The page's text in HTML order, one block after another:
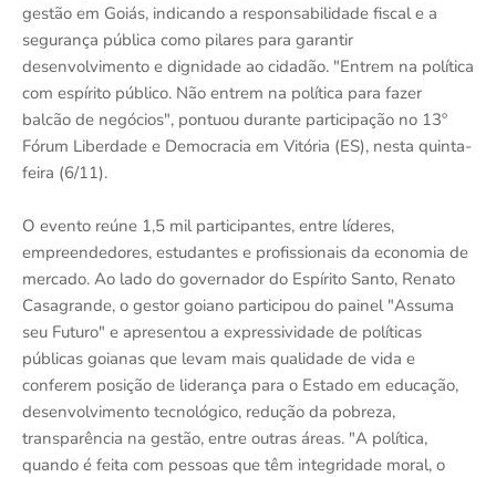
gestão em Goiás, indicando a responsabilidade fiscal e a
segurança pública como pilares para garantir
desenvolvimento e dignidade ao cidadão. "Entrem na política
com espírito público. Não entrem na política para fazer
balcão de negócios", pontuou durante participação no 13º
Fórum Liberdade e Democracia em Vitória (ES), nesta quinta-
feira (6/11).
O evento reúne 1,5 mil participantes, entre líderes,
empreendedores, estudantes e profissionais da economia de
mercado. Ao lado do governador do Espírito Santo, Renato
Casagrande, o gestor goiano participou do painel "Assuma
seu Futuro" e apresentou a expressividade de políticas
públicas goianas que levam mais qualidade de vida e
conferem posição de liderança para o Estado em educação,
desenvolvimento tecnológico, redução da pobreza,
transparência na gestão, entre outras áreas. "A política,
quando é feita com pessoas que têm integridade moral, o